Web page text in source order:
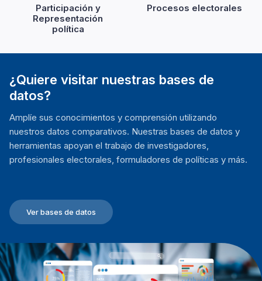
Participación y
Representación
política
Procesos electorales
¿Quiere visitar nuestras bases de
datos?
Amplíe sus conocimientos y comprensión utilizando
nuestros datos comparativos. Nuestras bases de datos y
herramientas apoyan el trabajo de investigadores,
profesionales electorales, formuladores de políticas y más.
Ver bases de datos